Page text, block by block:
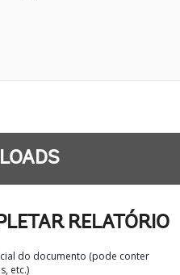
RELATÓRIO
do documento (pode conter
etc.)